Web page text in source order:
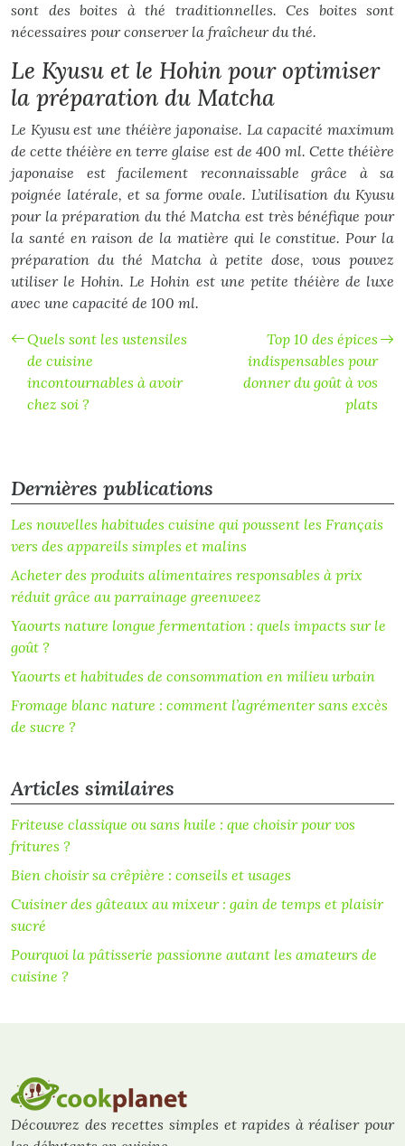
sont des boites à thé traditionnelles. Ces boites sont
nécessaires pour conserver la fraîcheur du thé.
Le Kyusu et le Hohin pour optimiser
la préparation du Matcha
Le Kyusu est une théière japonaise. La capacité maximum
de cette théière en terre glaise est de 400 ml. Cette théière
japonaise est facilement reconnaissable grâce à sa
poignée latérale, et sa forme ovale. L’utilisation du Kyusu
pour la préparation du thé Matcha est très bénéfique pour
la santé en raison de la matière qui le constitue. Pour la
préparation du thé Matcha à petite dose, vous pouvez
utiliser le Hohin. Le Hohin est une petite théière de luxe
avec une capacité de 100 ml.
Quels sont les ustensiles
de cuisine
incontournables à avoir
chez soi ?
Top 10 des épices
indispensables pour
donner du goût à vos
plats
Dernières publications
Les nouvelles habitudes cuisine qui poussent les Français
vers des appareils simples et malins
Acheter des produits alimentaires responsables à prix
réduit grâce au parrainage greenweez
Yaourts nature longue fermentation : quels impacts sur le
goût ?
Yaourts et habitudes de consommation en milieu urbain
Fromage blanc nature : comment l’agrémenter sans excès
de sucre ?
Articles similaires
Friteuse classique ou sans huile : que choisir pour vos
fritures ?
Bien choisir sa crêpière : conseils et usages
Cuisiner des gâteaux au mixeur : gain de temps et plaisir
sucré
Pourquoi la pâtisserie passionne autant les amateurs de
cuisine ?
Découvrez des recettes simples et rapides à réaliser pour